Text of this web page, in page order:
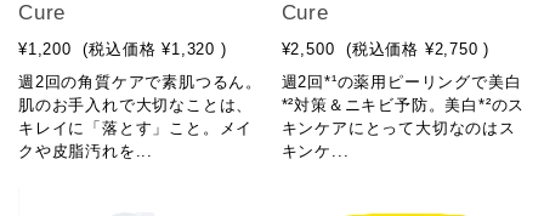
Cure
¥1,200 (税込価格 ¥1,320 )
週2回の角質ケアで素肌つるん。
肌のお手入れで大切なことは、
キレイに「落とす」こと。メイ
クや皮脂汚れを...
Cure
¥2,500 (税込価格 ¥2,750 )
週2回*¹の薬用ピーリングで美白
*²対策＆ニキビ予防。美白*²のス
キンケアにとって大切なのはス
キンケ...